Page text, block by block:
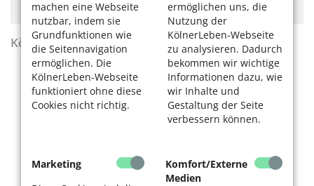
machen eine Webseite
nutzbar, indem sie
Grundfunktionen wie
die Seitennavigation
ermöglichen. Die
KölnerLeben-Webseite
funktioniert ohne diese
Cookies nicht richtig.
ermöglichen uns, die
Nutzung der
KölnerLeben-Webseite
zu analysieren. Dadurch
bekommen wir wichtige
Informationen dazu, wie
wir Inhalte und
Gestaltung der Seite
verbessern können.
Marketing
Komfort/Externe
Medien
finanzieren. Bitte akzeptieren Sie dieCookie-Meldung
KölnerLeben Sommer 2026